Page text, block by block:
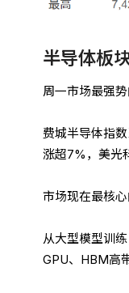
半导体板
周一市场最强
费城半导体指
涨超7%，美光
市场现在最核
从大型模型训
GPU、HBM高